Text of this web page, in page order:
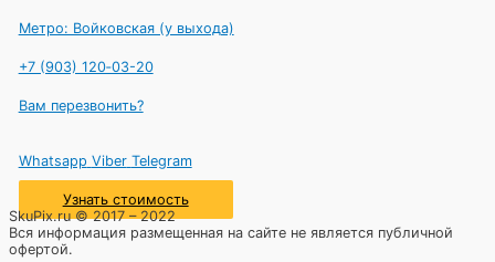
Метро: Войковская (у выхода)
+7 (903) 120‑03-20
Вам перезвонить?
Whatsapp Viber Telegram
Узнать стоимость
SkuPix.ru © 2017 – 2022
Вся информация размещенная на сайте не является публичной
офертой.